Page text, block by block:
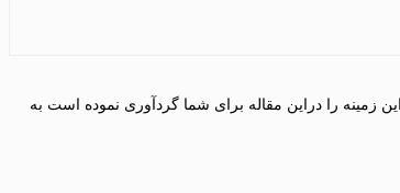
زمینه را دراین مقاله برای شما گردآوری نموده است به